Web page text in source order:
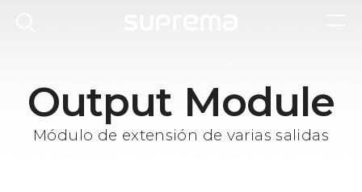
Output Module
Módulo de extensión de varias salidas